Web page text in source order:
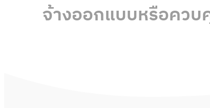
จ้างออกแบบหรือควบ